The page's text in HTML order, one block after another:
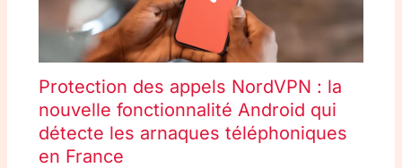
Protection des appels NordVPN : la
nouvelle fonctionnalité Android qui
détecte les arnaques téléphoniques
en France